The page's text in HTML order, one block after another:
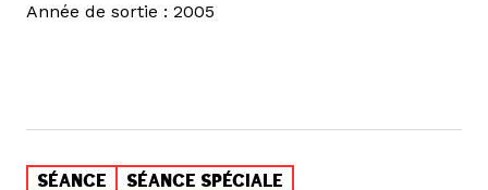
Année de sortie : 2005
SÉANCE SÉANCE SPÉCIALE